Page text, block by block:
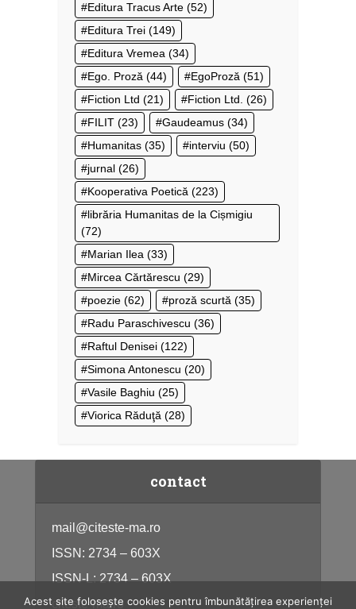
Editura Tracus Arte (52)
Editura Trei (149)
Editura Vremea (34)
Ego. Proză (44) EgoProză (51)
Fiction Ltd (21) Fiction Ltd. (26)
FILIT (23) Gaudeamus (34)
Humanitas (35) interviu (50)
jurnal (26)
Kooperativa Poetică (223)
librăria Humanitas de la Cișmigiu
(72)
Marian Ilea (33)
Mircea Cărtărescu (29)
poezie (62) proză scurtă (35)
Radu Paraschivescu (36)
Raftul Denisei (122)
Simona Antonescu (20)
Vasile Baghiu (25)
Viorica Răduţă (28)
contact
mail@citeste-ma.ro
ISSN: 2734 – 603X
ISSN-L: 2734 – 603X
citeste-ma.ro
Acest site folosește cookies pentru îmbunătățirea experienței